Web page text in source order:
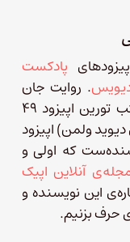
پادکست
. روایت جان
مکافی که اپیزود ۳۶ چنل‌بی بود، مکتب تورین اپیزود ۴۹
ولمن) اپیزود
که اولی و
آنلاین اپیک
این نویسنده و
حرف بزنیم.